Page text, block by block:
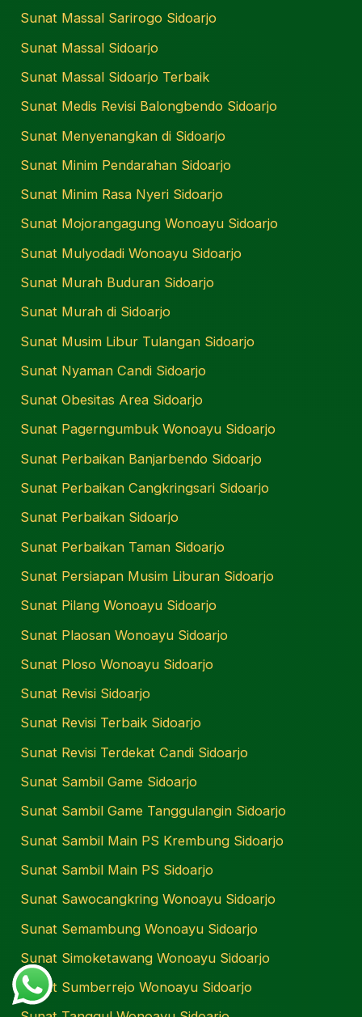
Sunat Massal Sarirogo Sidoarjo
Sunat Massal Sidoarjo
Sunat Massal Sidoarjo Terbaik
Sunat Medis Revisi Balongbendo Sidoarjo
Sunat Menyenangkan di Sidoarjo
Sunat Minim Pendarahan Sidoarjo
Sunat Minim Rasa Nyeri Sidoarjo
Sunat Mojorangagung Wonoayu Sidoarjo
Sunat Mulyodadi Wonoayu Sidoarjo
Sunat Murah Buduran Sidoarjo
Sunat Murah di Sidoarjo
Sunat Musim Libur Tulangan Sidoarjo
Sunat Nyaman Candi Sidoarjo
Sunat Obesitas Area Sidoarjo
Sunat Pagerngumbuk Wonoayu Sidoarjo
Sunat Perbaikan Banjarbendo Sidoarjo
Sunat Perbaikan Cangkringsari Sidoarjo
Sunat Perbaikan Sidoarjo
Sunat Perbaikan Taman Sidoarjo
Sunat Persiapan Musim Liburan Sidoarjo
Sunat Pilang Wonoayu Sidoarjo
Sunat Plaosan Wonoayu Sidoarjo
Sunat Ploso Wonoayu Sidoarjo
Sunat Revisi Sidoarjo
Sunat Revisi Terbaik Sidoarjo
Sunat Revisi Terdekat Candi Sidoarjo
Sunat Sambil Game Sidoarjo
Sunat Sambil Game Tanggulangin Sidoarjo
Sunat Sambil Main PS Krembung Sidoarjo
Sunat Sambil Main PS Sidoarjo
Sunat Sawocangkring Wonoayu Sidoarjo
Sunat Semambung Wonoayu Sidoarjo
Sunat Simoketawang Wonoayu Sidoarjo
Sunat Sumberrejo Wonoayu Sidoarjo